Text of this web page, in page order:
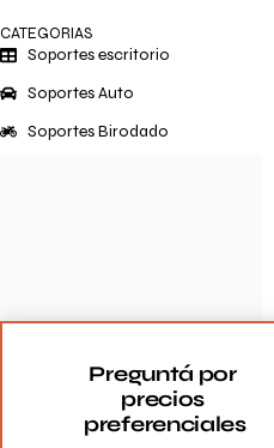
CATEGORIAS
Soportes escritorio
Soportes Auto
Soportes Birodado
Preguntá por
precios
preferenciales